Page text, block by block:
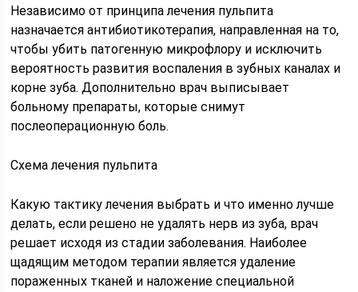
Независимо от принципа лечения пульпита
назначается антибиотикотерапия, направленная на то,
чтобы убить патогенную микрофлору и исключить
вероятность развития воспаления в зубных каналах и
корне зуба. Дополнительно врач выписывает
больному препараты, которые снимут
послеоперационную боль.
Схема лечения пульпита
Какую тактику лечения выбрать и что именно лучше
делать, если решено не удалять нерв из зуба, врач
решает исходя из стадии заболевания. Наиболее
щадящим методом терапии является удаление
пораженных тканей и наложение специальной